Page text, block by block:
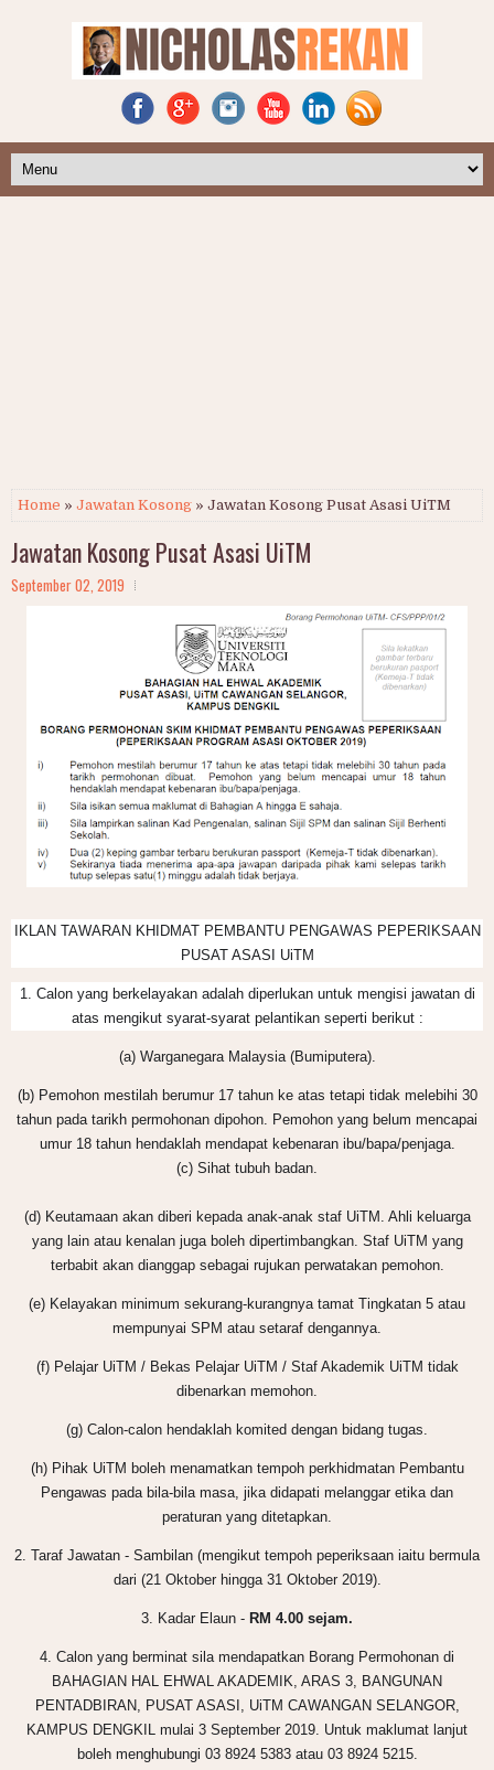
Home » Jawatan Kosong » Jawatan Kosong Pusat Asasi UiTM
Jawatan Kosong Pusat Asasi UiTM
September 02, 2019
IKLAN TAWARAN KHIDMAT PEMBANTU PENGAWAS PEPERIKSAAN
PUSAT ASASI UiTM
1. Calon yang berkelayakan adalah diperlukan untuk mengisi jawatan di
atas mengikut syarat-syarat pelantikan seperti berikut :
(a) Warganegara Malaysia (Bumiputera).
(b) Pemohon mestilah berumur 17 tahun ke atas tetapi tidak melebihi 30
tahun pada tarikh permohonan dipohon. Pemohon yang belum mencapai
umur 18 tahun hendaklah mendapat kebenaran ibu/bapa/penjaga.
(c) Sihat tubuh badan.
(d) Keutamaan akan diberi kepada anak-anak staf UiTM. Ahli keluarga
yang lain atau kenalan juga boleh dipertimbangkan. Staf UiTM yang
terbabit akan dianggap sebagai rujukan perwatakan pemohon.
(e) Kelayakan minimum sekurang-kurangnya tamat Tingkatan 5 atau
mempunyai SPM atau setaraf dengannya.
(f) Pelajar UiTM / Bekas Pelajar UiTM / Staf Akademik UiTM tidak
dibenarkan memohon.
(g) Calon-calon hendaklah komited dengan bidang tugas.
(h) Pihak UiTM boleh menamatkan tempoh perkhidmatan Pembantu
Pengawas pada bila-bila masa, jika didapati melanggar etika dan
peraturan yang ditetapkan.
2. Taraf Jawatan - Sambilan (mengikut tempoh peperiksaan iaitu bermula
dari (21 Oktober hingga 31 Oktober 2019).
3. Kadar Elaun - RM 4.00 sejam.
4. Calon yang berminat sila mendapatkan Borang Permohonan di
BAHAGIAN HAL EHWAL AKADEMIK, ARAS 3, BANGUNAN
PENTADBIRAN, PUSAT ASASI, UiTM CAWANGAN SELANGOR,
KAMPUS DENGKIL mulai 3 September 2019. Untuk maklumat lanjut
boleh menghubungi 03 8924 5383 atau 03 8924 5215.